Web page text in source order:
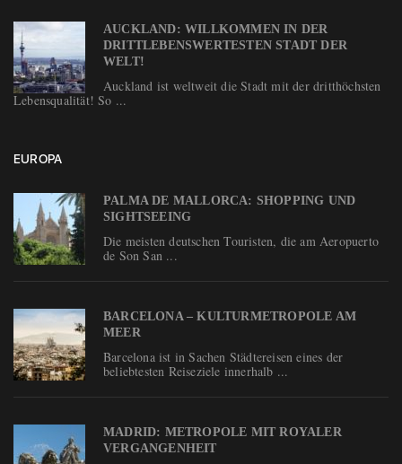
AUCKLAND: WILLKOMMEN IN DER
DRITTLEBENSWERTESTEN STADT DER
WELT!
Auckland ist weltweit die Stadt mit der dritthöchsten
Lebensqualität! So ...
EUROPA
PALMA DE MALLORCA: SHOPPING UND
SIGHTSEEING
Die meisten deutschen Touristen, die am Aeropuerto
de Son San ...
BARCELONA – KULTURMETROPOLE AM
MEER
Barcelona ist in Sachen Städtereisen eines der
beliebtesten Reiseziele innerhalb ...
MADRID: METROPOLE MIT ROYALER
VERGANGENHEIT